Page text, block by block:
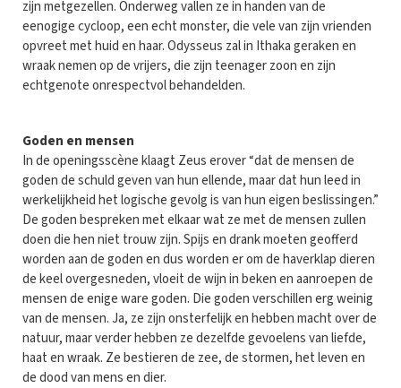
zijn metgezellen. Onderweg vallen ze in handen van de
eenogige cycloop, een echt monster, die vele van zijn vrienden
opvreet met huid en haar. Odysseus zal in Ithaka geraken en
wraak nemen op de vrijers, die zijn teenager zoon en zijn
echtgenote onrespectvol behandelden.
Goden en mensen
In de openingsscène klaagt Zeus erover “dat de mensen de
goden de schuld geven van hun ellende, maar dat hun leed in
werkelijkheid het logische gevolg is van hun eigen beslissingen.”
De goden bespreken met elkaar wat ze met de mensen zullen
doen die hen niet trouw zijn. Spijs en drank moeten geofferd
worden aan de goden en dus worden er om de haverklap dieren
de keel overgesneden, vloeit de wijn in beken en aanroepen de
mensen de enige ware goden. Die goden verschillen erg weinig
van de mensen. Ja, ze zijn onsterfelijk en hebben macht over de
natuur, maar verder hebben ze dezelfde gevoelens van liefde,
haat en wraak. Ze bestieren de zee, de stormen, het leven en
de dood van mens en dier.